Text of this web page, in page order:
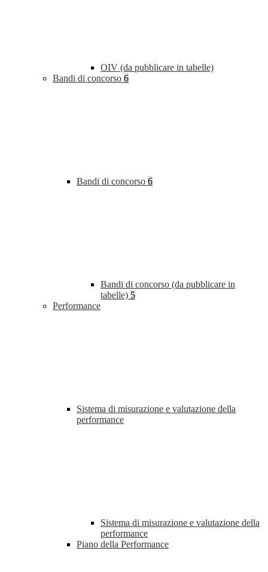
OIV (da pubblicare in tabelle)
Bandi di concorso 6
Bandi di concorso 6
Bandi di concorso (da pubblicare in
tabelle) 5
Performance
Sistema di misurazione e valutazione della
performance
Sistema di misurazione e valutazione della
performance
Piano della Performance